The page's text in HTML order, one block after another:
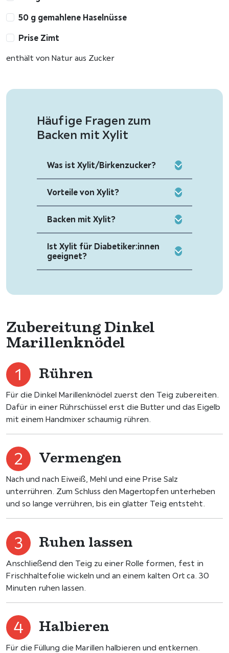
50 g gemahlene Haselnüsse
Prise Zimt
enthält von Natur aus Zucker
Häufige Fragen zum
Backen mit Xylit
Was ist Xylit/Birkenzucker?
Vorteile von Xylit?
Backen mit Xylit?
Ist Xylit für Diabetiker:innen
geeignet?
Zubereitung Dinkel
Marillenknödel
Rühren
Für die Dinkel Marillenknödel zuerst den Teig zubereiten.
Dafür in einer Rührschüssel erst die Butter und das Eigelb
mit einem Handmixer schaumig rühren.
Vermengen
Nach und nach Eiweiß, Mehl und eine Prise Salz
unterrühren. Zum Schluss den Magertopfen unterheben
und so lange verrühren, bis ein glatter Teig entsteht.
Ruhen lassen
Anschließend den Teig zu einer Rolle formen, fest in
Frischhaltefolie wickeln und an einem kalten Ort ca. 30
Minuten ruhen lassen.
Halbieren
Für die Füllung die Marillen halbieren und entkernen.